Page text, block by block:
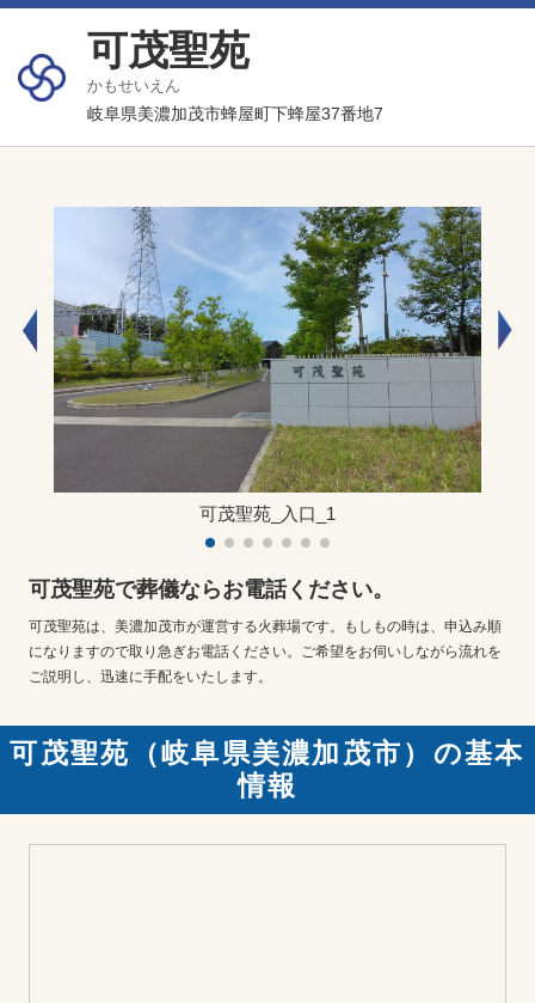
可茂聖苑
かもせいえん
岐阜県美濃加茂市蜂屋町下蜂屋37番地7
可茂聖苑で葬儀ならお電話ください。
可茂聖苑は、美濃加茂市が運営する火葬場です。もしもの時は、申込み順
になりますので取り急ぎお電話ください。ご希望をお伺いしながら流れを
ご説明し、迅速に手配をいたします。
可茂聖苑_入口_1
可茂聖苑（岐阜県美濃加茂市）の基本
情報